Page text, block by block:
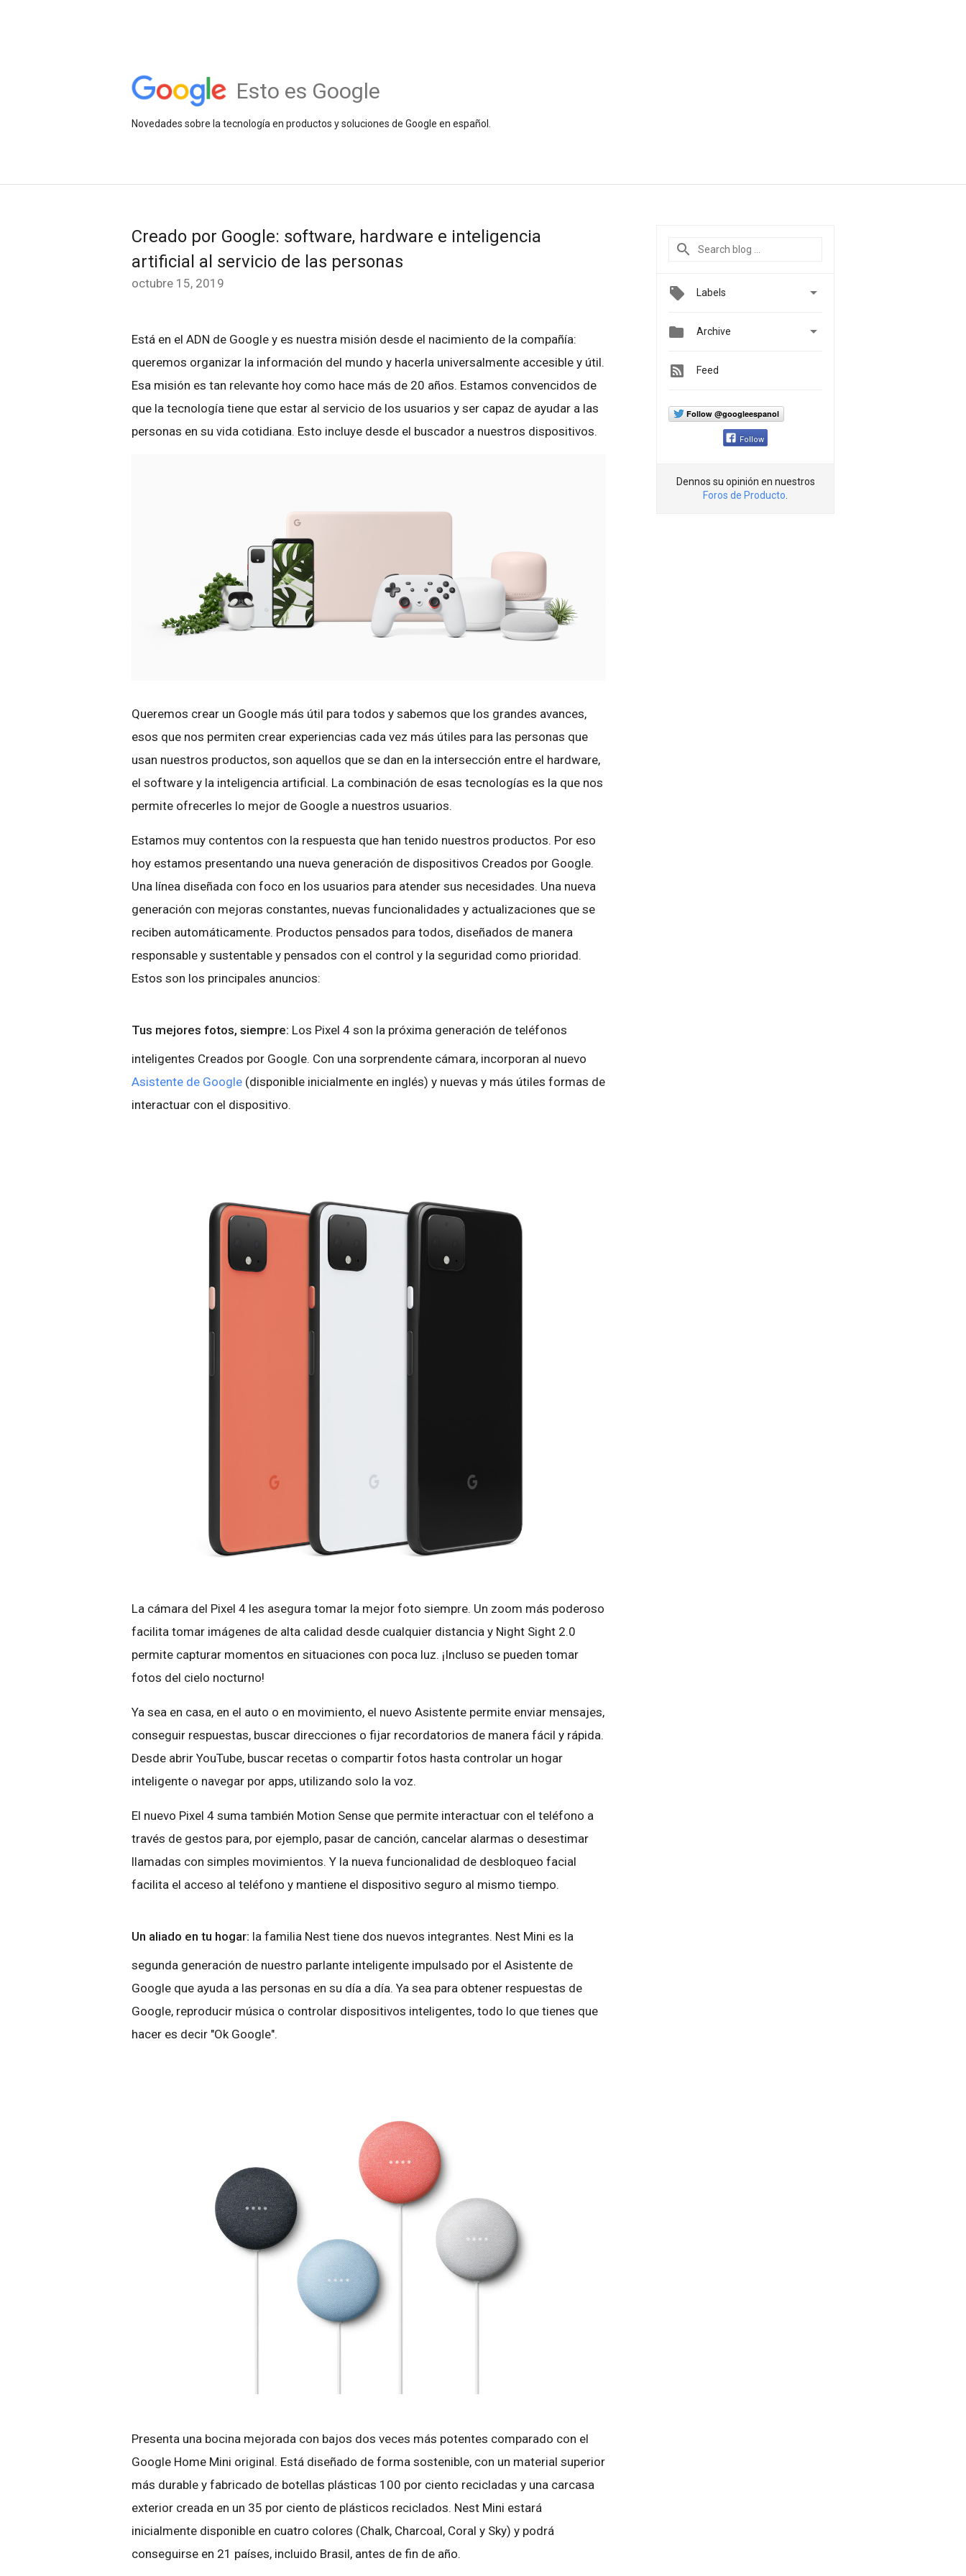
Esto es Google
Novedades sobre la tecnología en productos y soluciones de Google en español.
Creado por Google: software, hardware e inteligencia
artificial al servicio de las personas
octubre 15, 2019
Está en el ADN de Google y es nuestra misión desde el nacimiento de la compañía:
queremos organizar la información del mundo y hacerla universalmente accesible y útil.
Esa misión es tan relevante hoy como hace más de 20 años. Estamos convencidos de
que la tecnología tiene que estar al servicio de los usuarios y ser capaz de ayudar a las
personas en su vida cotidiana. Esto incluye desde el buscador a nuestros dispositivos.
Queremos crear un Google más útil para todos y sabemos que los grandes avances,
esos que nos permiten crear experiencias cada vez más útiles para las personas que
usan nuestros productos, son aquellos que se dan en la intersección entre el hardware,
el software y la inteligencia artificial. La combinación de esas tecnologías es la que nos
permite ofrecerles lo mejor de Google a nuestros usuarios.
Estamos muy contentos con la respuesta que han tenido nuestros productos. Por eso
hoy estamos presentando una nueva generación de dispositivos Creados por Google.
Una línea diseñada con foco en los usuarios para atender sus necesidades. Una nueva
generación con mejoras constantes, nuevas funcionalidades y actualizaciones que se
reciben automáticamente. Productos pensados para todos, diseñados de manera
responsable y sustentable y pensados con el control y la seguridad como prioridad.
Estos son los principales anuncios:
Tus mejores fotos, siempre: Los Pixel 4 son la próxima generación de teléfonos
inteligentes Creados por Google. Con una sorprendente cámara, incorporan al nuevo
Asistente de Google (disponible inicialmente en inglés) y nuevas y más útiles formas de
interactuar con el dispositivo.
La cámara del Pixel 4 les asegura tomar la mejor foto siempre. Un zoom más poderoso
facilita tomar imágenes de alta calidad desde cualquier distancia y Night Sight 2.0
permite capturar momentos en situaciones con poca luz. ¡Incluso se pueden tomar
fotos del cielo nocturno!
Ya sea en casa, en el auto o en movimiento, el nuevo Asistente permite enviar mensajes,
conseguir respuestas, buscar direcciones o fijar recordatorios de manera fácil y rápida.
Desde abrir YouTube, buscar recetas o compartir fotos hasta controlar un hogar
inteligente o navegar por apps, utilizando solo la voz.
El nuevo Pixel 4 suma también Motion Sense que permite interactuar con el teléfono a
través de gestos para, por ejemplo, pasar de canción, cancelar alarmas o desestimar
llamadas con simples movimientos. Y la nueva funcionalidad de desbloqueo facial
facilita el acceso al teléfono y mantiene el dispositivo seguro al mismo tiempo.
Un aliado en tu hogar: la familia Nest tiene dos nuevos integrantes. Nest Mini es la
segunda generación de nuestro parlante inteligente impulsado por el Asistente de
Google que ayuda a las personas en su día a día. Ya sea para obtener respuestas de
Google, reproducir música o controlar dispositivos inteligentes, todo lo que tienes que
hacer es decir "Ok Google".
Presenta una bocina mejorada con bajos dos veces más potentes comparado con el
Google Home Mini original. Está diseñado de forma sostenible, con un material superior
más durable y fabricado de botellas plásticas 100 por ciento recicladas y una carcasa
exterior creada en un 35 por ciento de plásticos reciclados. Nest Mini estará
inicialmente disponible en cuatro colores (Chalk, Charcoal, Coral y Sky) y podrá
conseguirse en 21 países, incluido Brasil, antes de fin de año.
Labels 
 Archive 
Feed
Follow @googleespanol
Follow
Dennos su opinión en nuestros
Foros de Producto